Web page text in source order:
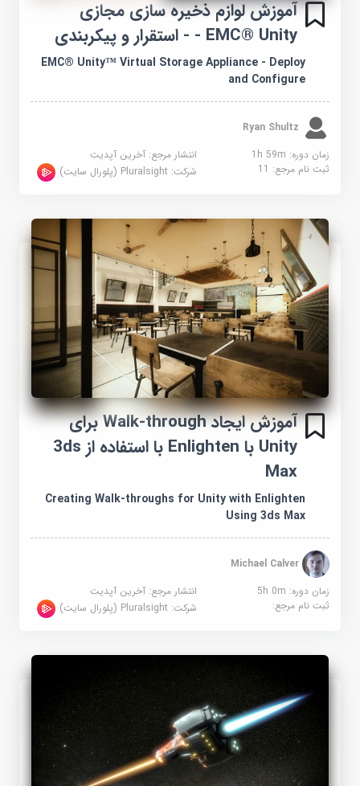
آموزش لوازم ذخیره سازی مجازی
EMC® Unity - - استقرار و پیکربندی
EMC® Unity™ Virtual Storage Appliance - Deploy
and Configure
Ryan Shultz
زمان دوره: 1h 59m
انتشار مرجع:آخرین آپدیت
ثبت نام مرجع:11 شرکت:Pluralsight (پلورال سایت)
آموزش ایجاد Walk-through برای
Unity با Enlighten با استفاده از 3ds
Max
Creating Walk-throughs for Unity with Enlighten
Using 3ds Max
Michael Calver
زمان دوره: 5h 0m
انتشار مرجع:آخرین آپدیت
ثبت نام مرجع:
شرکت:Pluralsight (پلورال سایت)